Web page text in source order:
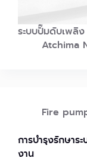
ระบบปั๊มดับเพลิ
Atchima
Fire
การบำรุงรักษาร
งาน